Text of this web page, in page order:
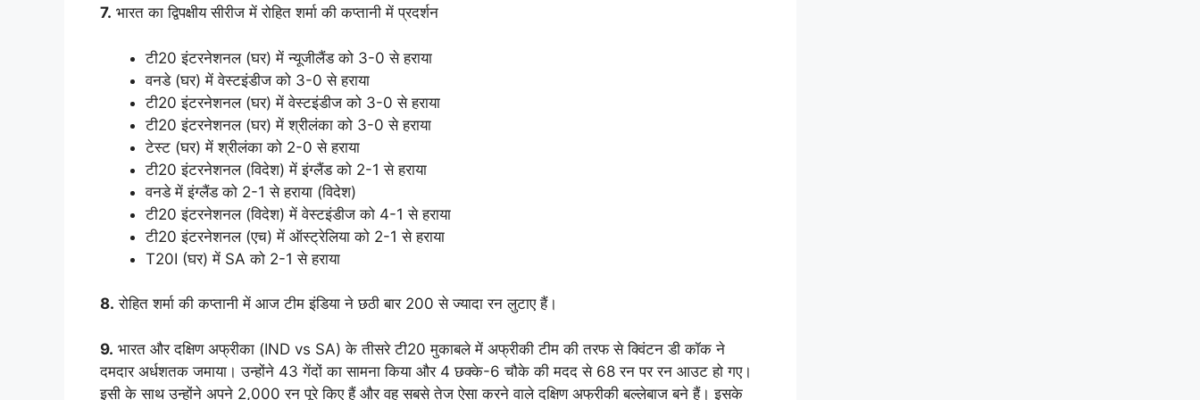
7. भारत का द्विपक्षीय सीरीज में रोहित शर्मा की कप्तानी में प्रदर्शन
टी20 इंटरनेशनल (घर) में न्यूजीलैंड को 3-0 से हराया
वनडे (घर) में वेस्टइंडीज को 3-0 से हराया
टी20 इंटरनेशनल (घर) में वेस्टइंडीज को 3-0 से हराया
टी20 इंटरनेशनल (घर) में श्रीलंका को 3-0 से हराया
टेस्ट (घर) में श्रीलंका को 2-0 से हराया
टी20 इंटरनेशनल (विदेश) में इंग्लैंड को 2-1 से हराया
वनडे में इंग्लैंड को 2-1 से हराया (विदेश)
टी20 इंटरनेशनल (विदेश) में वेस्टइंडीज को 4-1 से हराया
टी20 इंटरनेशनल (एच) में ऑस्ट्रेलिया को 2-1 से हराया
T20I (घर) में SA को 2-1 से हराया
8. रोहित शर्मा की कप्तानी में आज टीम इंडिया ने छठी बार 200 से ज्यादा रन लुटाए हैं।
9. भारत और दक्षिण अफ्रीका (IND vs SA) के तीसरे टी20 मुकाबले में अफ्रीकी टीम की तरफ से क्विंटन डी कॉक ने
दमदार अर्धशतक जमाया। उन्होंने 43 गेंदों का सामना किया और 4 छक्के-6 चौके की मदद से 68 रन पर रन आउट हो गए।
इसी के साथ उन्होंने अपने 2,000 रन पूरे किए हैं और वह सबसे तेज ऐसा करने वाले दक्षिण अफ्रीकी बल्लेबाज बने हैं। इसके